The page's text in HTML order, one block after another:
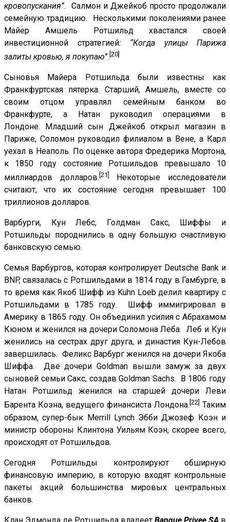
кровопускания”. Салмон и Джейкоб просто продолжали
семейную традицию. Несколькими поколениями ранее
Майер Амшель Ротшильд хвастался своей
инвестиционной стратегией: “Когда улицы Парижа
залиты кровью, я покупаю”. [20]
Сыновья Майера Ротшильда были известны как
Франкфуртская пятерка. Старший, Амшель, вместе со
своим отцом управлял семейным банком во
Франкфурте, а Натан руководил операциями в
Лондоне. Младший сын Джейкоб открыл магазин в
Париже, Соломон руководил филиалом в Вене, а Карл
уехал в Неаполь. По оценке автора Фредерика Мортона,
к 1850 году состояние Ротшильдов превышало 10
миллиардов долларов. [21]
Некоторые исследователи
считают, что их состояние сегодня превышает 100
триллионов долларов.
Варбурги, Кун Лебс, Голдман Сакс, Шиффы и
Ротшильды породнились в одну большую счастливую
банковскую семью.
Семья Варбургов, которая контролирует Deutsche Bank и
BNP, связалась с Ротшильдами в 1814 году в Гамбурге, в
то время как Якоб Шифф из Kuhn Loeb делил квартиру с
Ротшильдами в 1785 году. Шифф иммигрировал в
Америку в 1865 году. Он объединил усилия с Абрахамом
Кюном и женился на дочери Соломона Леба. Леб и Кун
женились на сестрах друг друга, и династия Кун-Лебов
завершилась. Феликс Варбург женился на дочери Якоба
Шиффа. Две дочери Goldman вышли замуж за двух
сыновей семьи Сакс, создав Goldman Sachs. В 1806 году
Натан Ротшильд женился на старшей дочери Леви
Барента Коэна, ведущего финансиста Лондона. [22] Таким
образом, супер-бык Merrill Lynch Эбби Джозеф Коэн и
министр обороны Клинтона Уильям Коэн, скорее всего,
происходят от Ротшильдов.
Сегодня Ротшильды контролируют обширную
финансовую империю, в которую входят контрольные
пакеты акций большинства мировых центральных
банков.
Клан Эдмонда де Ротшильда владеет Banque Privee SA в